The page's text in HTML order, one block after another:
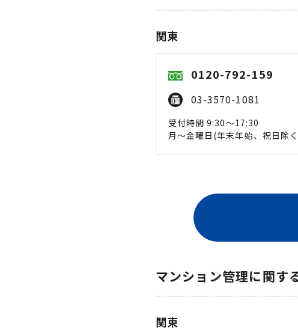
関東
0120-792-159
03-3570-1081
受付時間 9:30〜17:30
月〜金曜日(年末年始、祝日除
マンション管理に関す
関東